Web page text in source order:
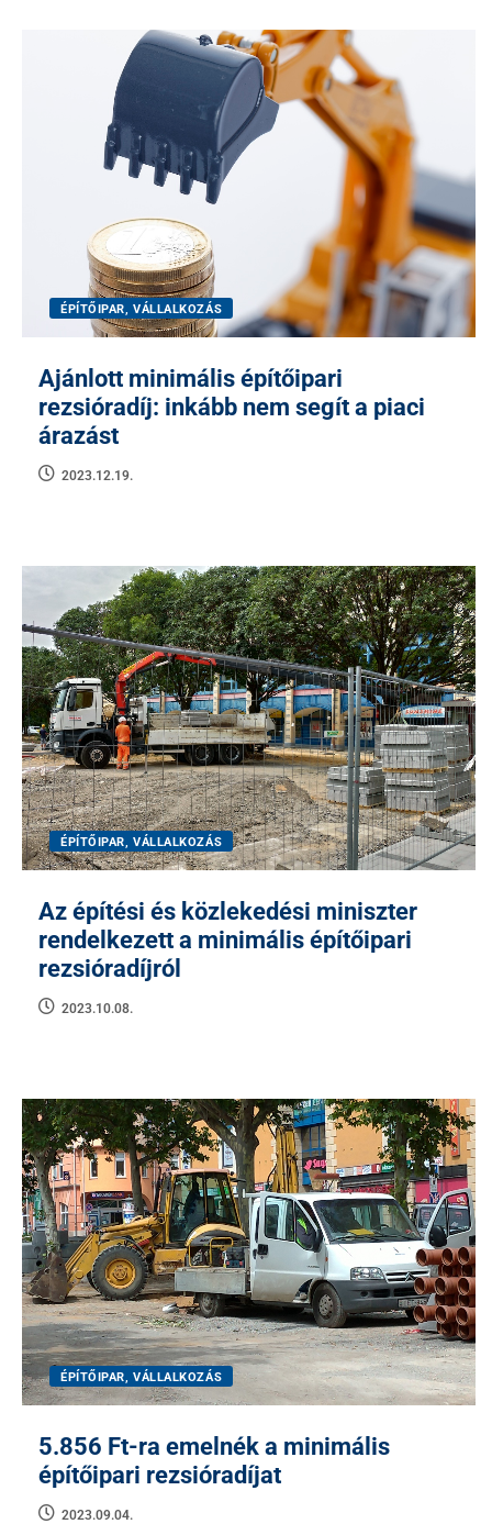
ÉPÍTŐIPAR, VÁLLALKOZÁS
Ajánlott minimális építőipari
rezsióradíj: inkább nem segít a piaci
árazást
2023.12.19.
ÉPÍTŐIPAR, VÁLLALKOZÁS
Az építési és közlekedési miniszter
rendelkezett a minimális építőipari
rezsióradíjról
2023.10.08.
ÉPÍTŐIPAR, VÁLLALKOZÁS
5.856 Ft-ra emelnék a minimális
építőipari rezsióradíjat
2023.09.04.